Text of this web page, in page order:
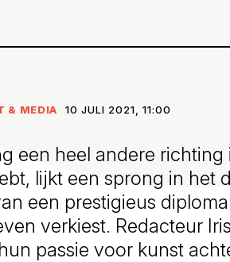
& MEDIA 10 JULI 2021, 11:00
een heel andere
lijkt een sprong in het
een prestigieus
verkiest. Redacteur
passie voor kunst